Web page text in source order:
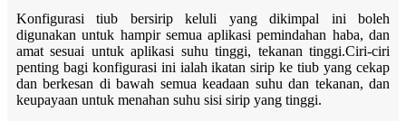
Konfigurasi tiub bersirip keluli yang dikimpal ini boleh
digunakan untuk hampir semua aplikasi pemindahan haba, dan
amat sesuai untuk aplikasi suhu tinggi, tekanan tinggi.Ciri-ciri
penting bagi konfigurasi ini ialah ikatan sirip ke tiub yang cekap
dan berkesan di bawah semua keadaan suhu dan tekanan, dan
keupayaan untuk menahan suhu sisi sirip yang tinggi.